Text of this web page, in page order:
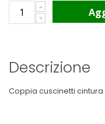
Descrizione
Coppia cuscinetti